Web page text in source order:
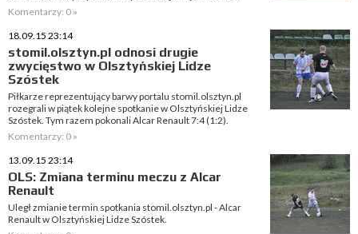
Komentarzy: 0 »
18.09.15 23:14
stomil.olsztyn.pl odnosi drugie
zwycięstwo w Olsztyńskiej Lidze
Szóstek
Piłkarze reprezentujący barwy portalu stomil.olsztyn.pl
rozegrali w piątek kolejne spotkanie w Olsztyńskiej Lidze
Szóstek. Tym razem pokonali Alcar Renault 7:4 (1:2).
Komentarzy: 0 »
13.09.15 23:14
OLS: Zmiana terminu meczu z Alcar
Renault
Uległ zmianie termin spotkania stomil.olsztyn.pl - Alcar
Renault w Olsztyńskiej Lidze Szóstek.